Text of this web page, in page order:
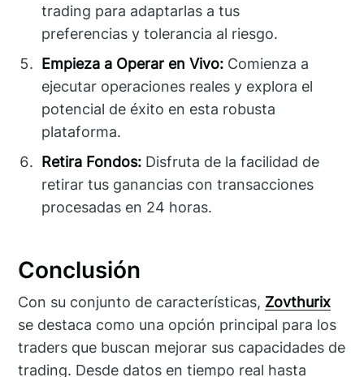
trading para adaptarlas a tus
preferencias y tolerancia al riesgo.
Empieza a Operar en Vivo: Comienza a
ejecutar operaciones reales y explora el
potencial de éxito en esta robusta
plataforma.
Retira Fondos: Disfruta de la facilidad de
retirar tus ganancias con transacciones
procesadas en 24 horas.
Conclusión
Con su conjunto de características, Zovthurix
se destaca como una opción principal para los
traders que buscan mejorar sus capacidades de
trading. Desde datos en tiempo real hasta